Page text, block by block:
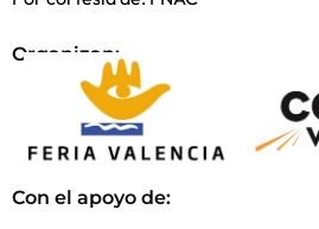
Organizan:
Con el apoyo de: